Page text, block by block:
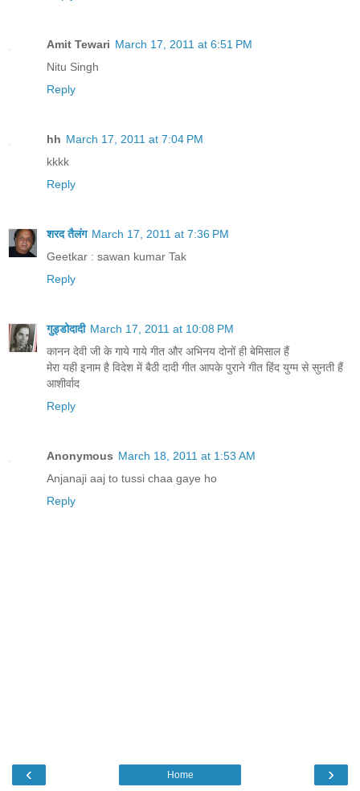
Amit Tewari March 17, 2011 at 6:51 PM
Nitu Singh
Reply
hh March 17, 2011 at 7:04 PM
kkkk
Reply
शरद तैलंग March 17, 2011 at 7:36 PM
Geetkar : sawan kumar Tak
Reply
गुड्डोदादी March 17, 2011 at 10:08 PM
कानन देवी जी के गाये गाये गीत और अभिनय दोनों ही बेमिसाल हैं
मेरा यही इनाम है विदेश में बैठी दादी गीत आपके पुराने गीत हिंद युग्म से सुनती हैं
आशीर्वाद
Reply
Anonymous March 18, 2011 at 1:53 AM
Anjanaji aaj to tussi chaa gaye ho
Reply
‹ ›
Home